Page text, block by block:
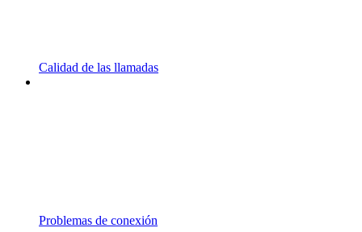
Calidad de las llamadas
Problemas de conexión